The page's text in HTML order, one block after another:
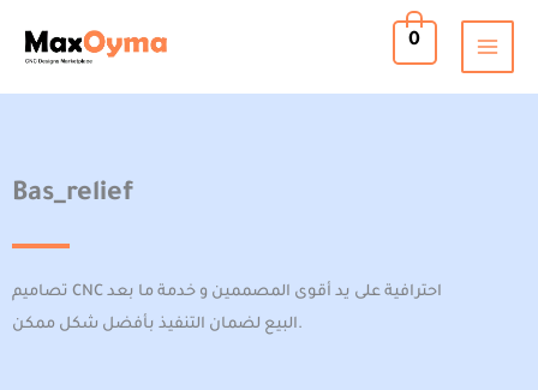
Skip
content
0
Bas_relief
تصاميم CNC احترافية على يد أقوى المصممين و خدمة ما بعد
البيع لضمان التنفيذ بأفضل شكل ممكن.